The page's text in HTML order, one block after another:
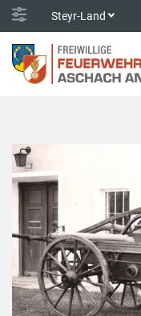
Steyr-Land